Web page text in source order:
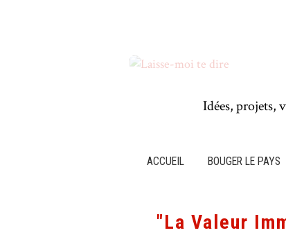
Idées, projets,
ACCUEIL BOUGER LE PAYS
"La Valeur